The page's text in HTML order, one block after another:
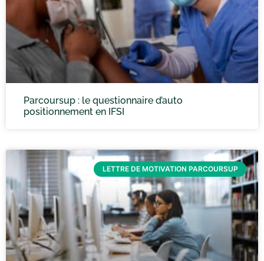
Parcoursup : le questionnaire d’auto
positionnement en IFSI
LETTRE DE MOTIVATION PARCOURSUP